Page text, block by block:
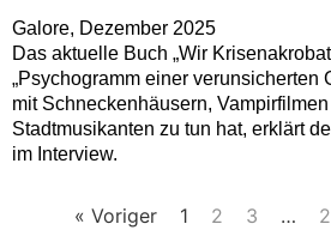
Galore, Dezember 2025
Das aktuelle Buch „Wir
„Psychogramm einer verunsicherten
mit Schneckenhäusern,
Stadtmusikanten zu tun hat, erklärt
im Interview.
« Voriger 1 2 3 …